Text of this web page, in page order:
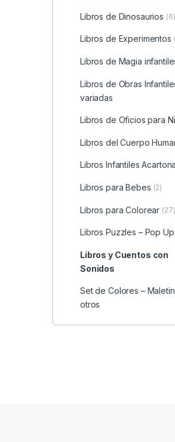
Libros de Dinosaurios (6)
Libros de Experimentos
Libros de Magia
Libros de Obras
variadas
Libros de Oficios para
Libros del Cuerpo
Libros Infantiles
Libros para Bebes (2)
Libros para Colorear (27)
Libros Puzzles – Pop Up
Libros y Cuentos con
Sonidos
Set de Colores –
otros